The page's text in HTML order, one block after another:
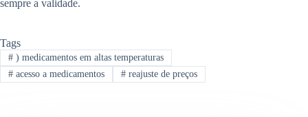
sempre a validade.
Tags
#) medicamentos em altas temperaturas
#acesso a medicamentos #reajuste de preços